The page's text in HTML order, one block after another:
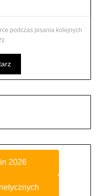
podczas pisania kolejnych
2026